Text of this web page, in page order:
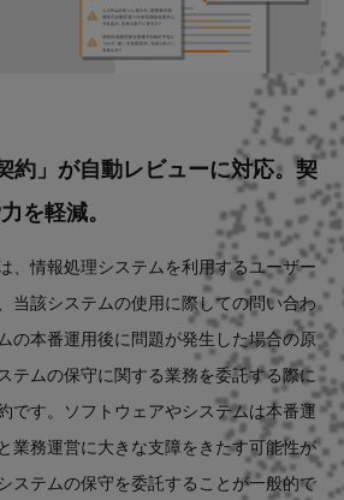
約」が自動レビューに対応。契
を軽減。
、情報処理システムを利用するユーザー
当該システムの使用に際しての問い合わ
の本番運用後に問題が発生した場合の原
テムの保守に関する業務を委託する際に
です。ソフトウェアやシステムは本番運
業務運営に大きな支障をきたす可能性が
ステムの保守を委託することが一般的で